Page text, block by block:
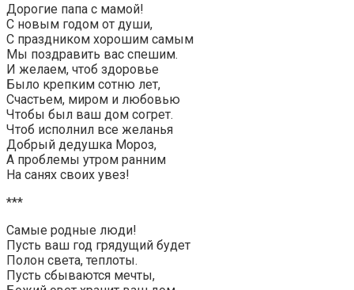
Дорогие папа с мамой!
С новым годом от души,
С праздником хорошим самым
Мы поздравить вас спешим.
И желаем, чтоб здоровье
Было крепким сотню лет,
Счастьем, миром и любовью
Чтобы был ваш дом согрет.
Чтоб исполнил все желанья
Добрый дедушка Мороз,
А проблемы утром ранним
На санях своих увез!
***
Самые родные люди!
Пусть ваш год грядущий будет
Полон света, теплоты.
Пусть сбываются мечты,